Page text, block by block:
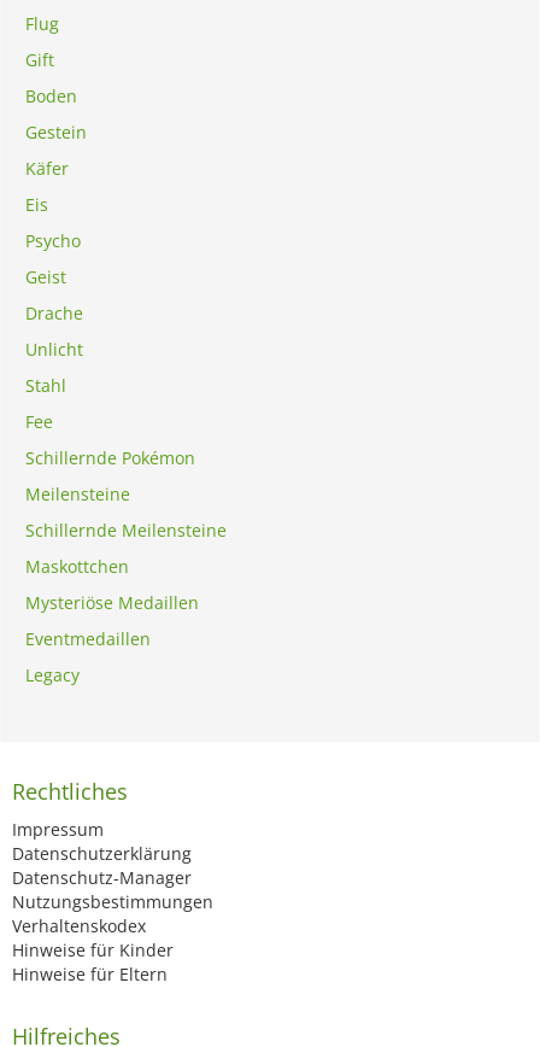
Flug
Gift
Boden
Gestein
Käfer
Eis
Psycho
Geist
Drache
Unlicht
Stahl
Fee
Schillernde Pokémon
Meilensteine
Schillernde Meilensteine
Maskottchen
Mysteriöse Medaillen
Eventmedaillen
Legacy
Rechtliches
Impressum
Datenschutzerklärung
Datenschutz-Manager
Nutzungsbestimmungen
Verhaltenskodex
Hinweise für Kinder
Hinweise für Eltern
Hilfreiches